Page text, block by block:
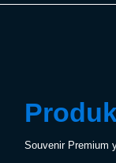
Souvenir Premium